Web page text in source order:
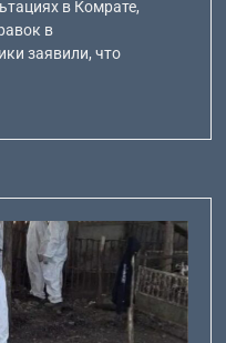
в Комрате,
в
заявили, что